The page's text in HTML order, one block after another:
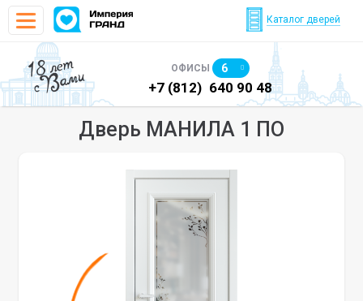
Каталог дверей
18 лет
с Вами ОФИСЫ 6
640 90 48 +7 (812) 640 90 48
Дверь МАНИЛА 1 ПО